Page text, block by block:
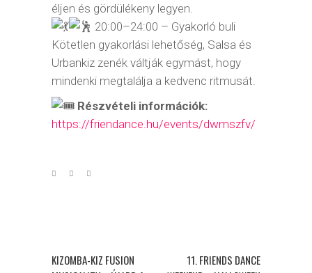
éljen és gördülékeny legyen.
20:00–24:00 – Gyakorló buli
Kötetlen gyakorlási lehetőség, Salsa és
Urbankiz zenék váltják egymást, hogy
mindenki megtalálja a kedvenc ritmusát.
Részvételi információk:
https://friendance.hu/events/dwmszfv/
KIZOMBA-KIZ FUSION
11. FRIENDS DANCE